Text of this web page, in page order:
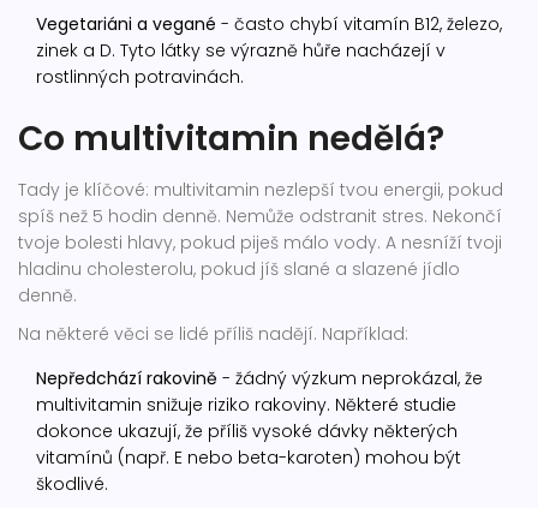
Vegetariáni a vegané - často chybí vitamín B12, železo,
zinek a D. Tyto látky se výrazně hůře nacházejí v
rostlinných potravinách.
Co multivitamin nedělá?
Tady je klíčové: multivitamin nezlepší tvou energii, pokud
spíš než 5 hodin denně. Nemůže odstranit stres. Nekončí
tvoje bolesti hlavy, pokud piješ málo vody. A nesníží tvoji
hladinu cholesterolu, pokud jíš slané a slazené jídlo
denně.
Na některé věci se lidé příliš nadějí. Například:
Nepředchází rakovině - žádný výzkum neprokázal, že
multivitamin snižuje riziko rakoviny. Některé studie
dokonce ukazují, že příliš vysoké dávky některých
vitamínů (např. E nebo beta-karoten) mohou být
škodlivé.